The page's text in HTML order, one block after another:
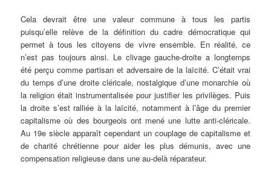
Cela devrait être une valeur commune à tous les partis
puisqu’elle relève de la définition du cadre démocratique qui
permet à tous les citoyens de vivre ensemble. En réalité, ce
n’est pas toujours ainsi. Le clivage gauche-droite a longtemps
été perçu comme partisan et adversaire de la laïcité. C’était vrai
du temps d’une droite cléricale, nostalgique d’une monarchie où
la religion était instrumentalisée pour justifier les privilèges. Puis
la droite s’est ralliée à la laïcité, notamment à l’âge du premier
capitalisme où des bourgeois ont mené une lutte anti-cléricale.
Au 19e siècle apparaît cependant un couplage de capitalisme et
de charité chrétienne pour aider les plus démunis, avec une
compensation religieuse dans une au-delà réparateur.